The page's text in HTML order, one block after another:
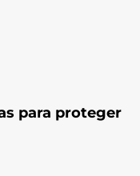
para proteger